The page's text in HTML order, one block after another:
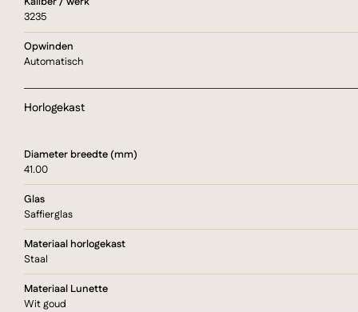
3235
Opwinden
Automatisch
Horlogekast
Diameter breedte (mm)
41.00
Glas
Saffierglas
Materiaal horlogekast
Staal
Materiaal Lunette
Wit goud